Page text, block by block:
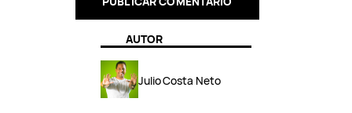
AUTOR
Julio Costa Neto